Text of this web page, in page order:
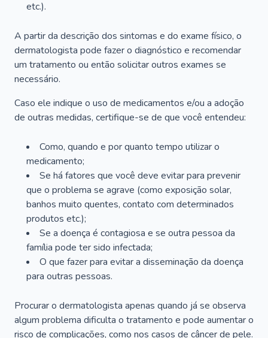
etc.).
A partir da descrição dos sintomas e do exame físico, o
dermatologista pode fazer o diagnóstico e recomendar
um tratamento ou então solicitar outros exames se
necessário.
Caso ele indique o uso de medicamentos e/ou a adoção
de outras medidas, certifique-se de que você entendeu:
Como, quando e por quanto tempo utilizar o
medicamento;
Se há fatores que você deve evitar para prevenir
que o problema se agrave (como exposição solar,
banhos muito quentes, contato com determinados
produtos etc.);
Se a doença é contagiosa e se outra pessoa da
família pode ter sido infectada;
O que fazer para evitar a disseminação da doença
para outras pessoas.
Procurar o dermatologista apenas quando já se observa
algum problema dificulta o tratamento e pode aumentar o
risco de complicações, como nos casos de câncer de pele.